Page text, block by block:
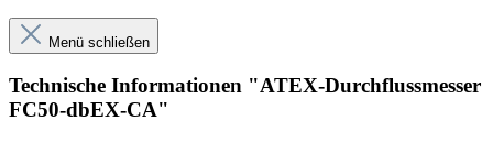
Menü schließen
Technische Informationen "ATEX-Durchflussmesser
FC50-dbEX-CA"